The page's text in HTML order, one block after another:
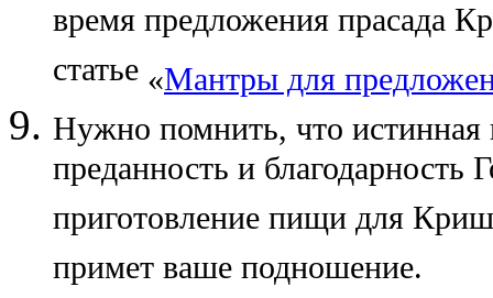
время предложения прасада
статье «Мантры для
Нужно помнить, что истинная
преданность и благодарность
приготовление пищи для
примет ваше подношение.